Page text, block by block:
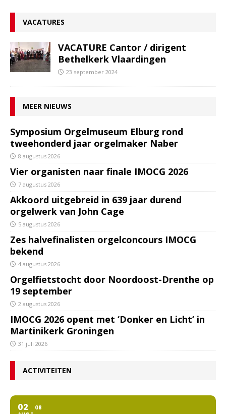
VACATURES
VACATURE Cantor / dirigent
Bethelkerk Vlaardingen
23 september 2024
MEER NIEUWS
Symposium Orgelmuseum Elburg rond
tweehonderd jaar orgelmaker Naber
8 augustus 2026
Vier organisten naar finale IMOCG 2026
7 augustus 2026
Akkoord uitgebreid in 639 jaar durend
orgelwerk van John Cage
5 augustus 2026
Zes halvefinalisten orgelconcours IMOCG
bekend
4 augustus 2026
Orgelfietstocht door Noordoost-Drenthe op
19 september
2 augustus 2026
IMOCG 2026 opent met ‘Donker en Licht’ in
Martinikerk Groningen
31 juli 2026
ACTIVITEITEN
02 08